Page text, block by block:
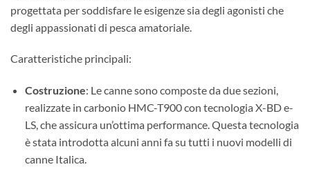
progettata per soddisfare le esigenze sia degli agonisti che
degli appassionati di pesca amatoriale.
Caratteristiche principali:
Costruzione: Le canne sono composte da due sezioni,
realizzate in carbonio HMC-T900 con tecnologia X-BD e-
LS, che assicura un’ottima performance. Questa tecnologia
è stata introdotta alcuni anni fa su tutti i nuovi modelli di
canne Italica.